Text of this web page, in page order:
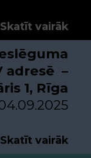
Skatīt vairāk
adresē –
1, Rīga
Skatīt vairāk